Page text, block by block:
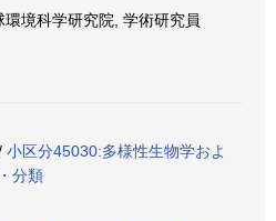
境科学研究院, 学術研究員
小区分45030:多様性生物学およ
分類